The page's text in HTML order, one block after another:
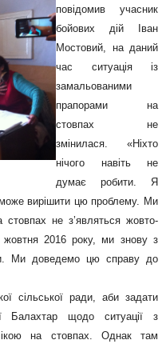
повідомив учасник
бойових дій Іван
Мостовий, на даний
час ситуація із
замальованими
прапорами на
стовпах не
змінилася. «Ніхто
нічого навіть не
думає робити. Я
вирішити цю проблему. Ми
не з’являться жовто-
жовтня 2016 року, ми знову з
Ми доведемо цю справу до
сільської ради, аби задати
Балахтар щодо ситуації з
на стовпах. Однак там